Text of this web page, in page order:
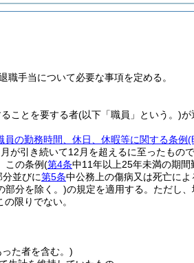
職手当について必要な事項を定める。
ことを要する者(以下「職員」という。)が
員の勤務時間、休日、休暇等に関する条例(
が引き続いて12月を超えるに至ったもの
この条例(第4条中11年以上25年未満の期
並びに第5条中公務上の傷病又は死亡に
部分を除く。)の規定を適用する。 ただし
限りでない。
た者を含む。)